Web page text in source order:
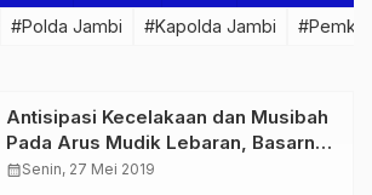
#Polda Jambi #Kapolda Jambi
Antisipasi Kecelakaan dan Musibah
Pada Arus Mudik Lebaran, Basarnas
Jambi Lakukan Siaga SAR
calendar_monthSenin, 27 Mei 2019